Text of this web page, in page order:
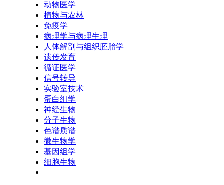
动物医学
植物与农林
免疫学
病理学与病理生理
人体解剖与组织胚胎学
遗传发育
循证医学
信号转导
实验室技术
蛋白组学
神经生物
分子生物
色谱质谱
微生物学
基因组学
细胞生物